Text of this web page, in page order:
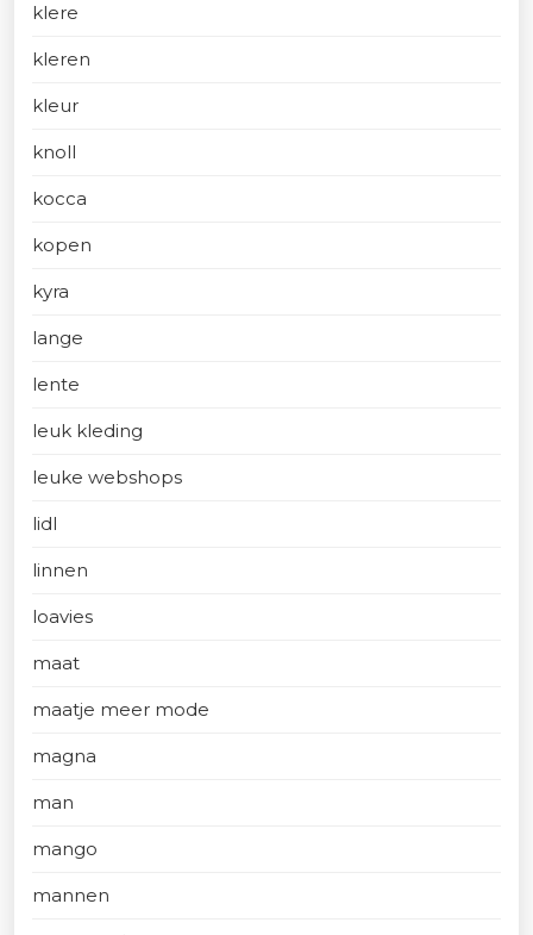
klere
kleren
kleur
knoll
kocca
kopen
kyra
lange
lente
leuk kleding
leuke webshops
lidl
linnen
loavies
maat
maatje meer mode
magna
man
mango
mannen